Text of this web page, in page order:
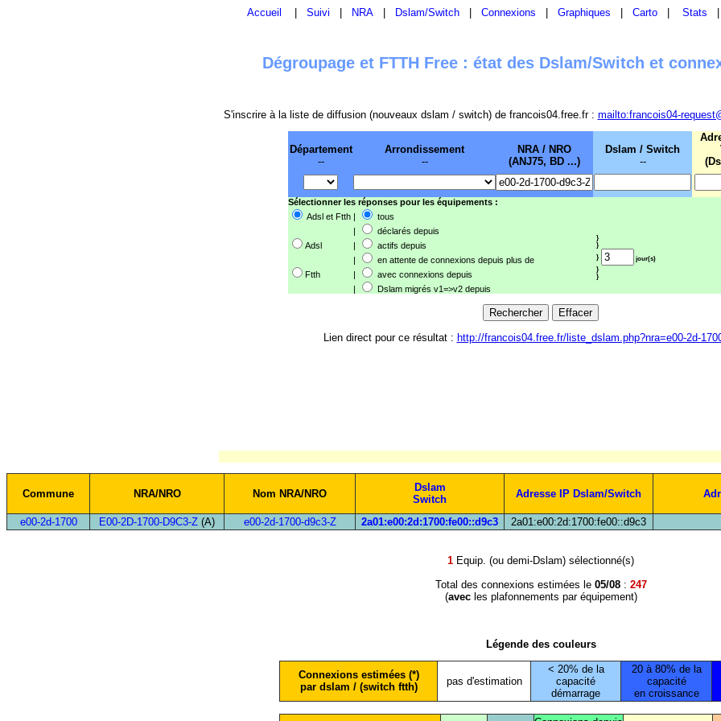
Accueil Suivi NRA Dslam/Switch Connexions Graphiques Carto Stats
Dégroupage et FTTH Free : état des Dslam/Switch et
S'inscrire à la liste de diffusion (nouveaux dslam / switch) de francois04.free.fr : mailto:francois04-
Département
--
Arrondissement
--
NRA / NRO
(ANJ75, BD ...)
Dslam / Switch
--
Sélectionner les réponses pour les équipements :
Adsl et Ftth |
tous
|
déclarés depuis
}
}
}
jour(s)
}
}
Adsl |
actifs depuis
|
en attente de connexions depuis plus de
Ftth
|
avec connexions depuis
|
Dslam migrés v1=>v2 depuis
Lien direct pour ce résultat : http://francois04.free.fr/liste_dslam.php?nra=e00-2d-
Commune NRA/NRO Nom NRA/NRO
Dslam
Switch
Adresse IP Dslam/Switch
e00-2d-1700
E00-2D-1700-D9C3-Z (A) e00-2d-1700-d9c3-Z 2a01:e00:2d:1700:fe00::d9c3 2a01:e00:2d:1700:fe00::d9c3
1 Equip. (ou demi-Dslam) sélectionné(s)
Total des connexions estimées le 05/08: 247
(avecles plafonnements par équipement)
Légende des couleurs
Connexions estimées (*)
par dslam / (switch ftth)
pas d'estimation
< 20% de la
capacité
démarrage
20 à 80% de la
capacité
en croissance